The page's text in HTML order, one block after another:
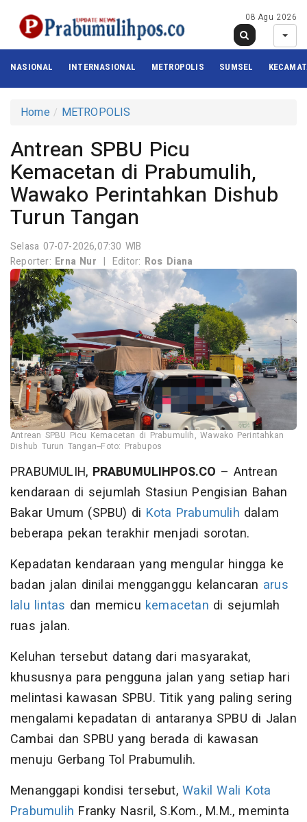
08 Agu 2026
NASIONAL INTERNASIONAL METROPOLIS SUMSEL
Home METROPOLIS
Antrean SPBU Picu
Kemacetan di Prabumulih,
Wawako Perintahkan Dishub
Turun Tangan
Selasa 07-07-2026,07:30 WIB
Reporter: Erna Nur | Editor: Ros Diana
Antrean SPBU Picu Kemacetan di Prabumulih, Wawako Perintahkan
Dishub Turun Tangan--Foto: Prabupos
PRABUMULIH, PRABUMULIHPOS.CO – Antrean
kendaraan di sejumlah Stasiun Pengisian Bahan
Bakar Umum (SPBU) di Kota Prabumulih dalam
beberapa pekan terakhir menjadi sorotan.
Kepadatan kendaraan yang mengular hingga ke
badan jalan dinilai mengganggu kelancaran arus
lalu lintas dan memicu kemacetan di sejumlah
ruas jalan.
Keluhan tersebut datang dari masyarakat,
khususnya para pengguna jalan yang setiap hari
melintasi kawasan SPBU. Titik yang paling sering
mengalami kepadatan di antaranya SPBU di Jalan
Cambai dan SPBU yang berada di kawasan
menuju Gerbang Tol Prabumulih.
Menanggapi kondisi tersebut,Wakil Wali Kota
Prabumulih Franky Nasril, S.Kom., M.M., meminta